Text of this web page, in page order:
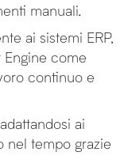
manuali.
ai sistemi ERP,
Engine come
continuo e
ai
nel tempo grazie